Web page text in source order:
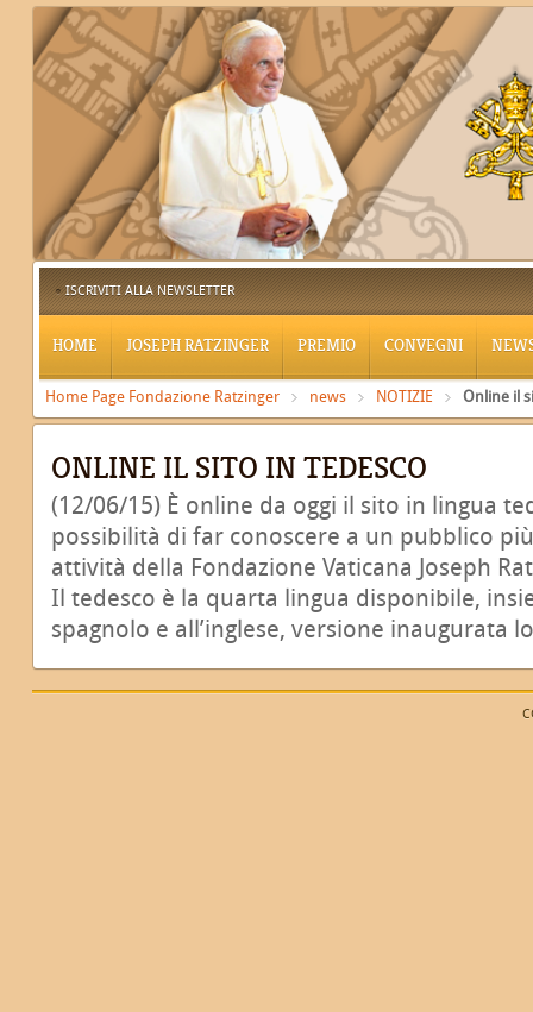
ISCRIVITI ALLA NEWSLETTER
HOME JOSEPH RATZINGER PREMIO CONVEGNI
Home Page Fondazione Ratzinger news NOTIZIE Online il
ONLINE IL SITO IN TEDESCO
(12/06/15) È online da oggi il sito in lingua
possibilità di far conoscere a un pubblico
attività della Fondazione Vaticana Joseph
Il tedesco è la quarta lingua disponibile,
spagnolo e all’inglese, versione inaugurata